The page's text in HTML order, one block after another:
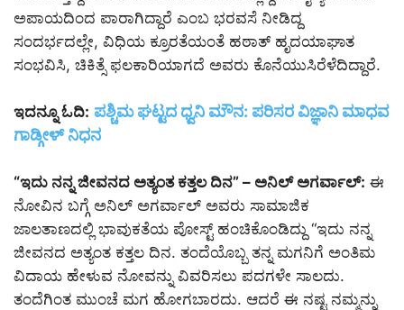
ಅಪಾಯದಿಂದ ಪಾರಾಗಿದ್ದಾರೆ ಎಂಬ ಭರವಸೆ ನೀಡಿದ್ದ
ಸಂದರ್ಭದಲ್ಲೇ, ವಿಧಿಯ ಕ್ರೂರತೆಯಂತೆ ಹಠಾತ್ ಹೃದಯಾಘಾತ
ಸಂಭವಿಸಿ, ಚಿಕಿತ್ಸೆ ಫಲಕಾರಿಯಾಗದೆ ಅವರು ಕೊನೆಯುಸಿರೆಳೆದಿದ್ದಾರೆ.
ಇದನ್ನೂ ಓದಿ: ಪಶ್ಚಿಮ ಘಟ್ಟದ ಧ್ವನಿ ಮೌನ: ಪರಿಸರ ವಿಜ್ಞಾನಿ ಮಾಧವ
ಗಾಡ್ಗೀಳ್ ನಿಧನ
“ಇದು ನನ್ನ ಜೀವನದ ಅತ್ಯಂತ ಕತ್ತಲ ದಿನ” – ಅನಿಲ್ ಅಗರ್ವಾಲ್: ಈ
ನೋವಿನ ಬಗ್ಗೆ ಅನಿಲ್ ಅಗರ್ವಾಲ್ ಅವರು ಸಾಮಾಜಿಕ
ಜಾಲತಾಣದಲ್ಲಿ ಭಾವುಕತೆಯ ಪೋಸ್ಟ್‌ ಹಂಚಿಕೊಂಡಿದ್ದು “ಇದು ನನ್ನ
ಜೀವನದ ಅತ್ಯಂತ ಕತ್ತಲ ದಿನ. ತಂದೆಯೊಬ್ಬ ತನ್ನ ಮಗನಿಗೆ ಅಂತಿಮ
ವಿದಾಯ ಹೇಳುವ ನೋವನ್ನು ವಿವರಿಸಲು ಪದಗಳೇ ಸಾಲದು.
ತಂದೆಗಿಂತ ಮುಂಚೆ ಮಗ ಹೋಗಬಾರದು. ಆದರೆ ಈ ನಷ್ಟ ನಮ್ಮನ್ನು